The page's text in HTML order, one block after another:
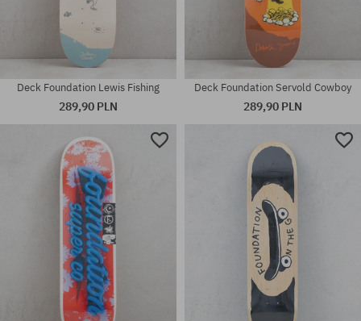
Dostępne rozmiary:
Dostępne rozmiary:
Deck Foundation Lewis Fishing
289,90 PLN
Deck Foundation Servold Cowboy
289,90 PLN